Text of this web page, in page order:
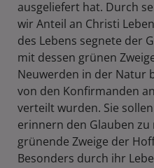
ausgeliefert hat. Durch
wir Anteil an Christi
des Lebens segnete der
mit dessen grünen
Neuwerden in der Natur
von den Konfirmanden
verteilt wurden. Sie
erinnern den Glauben
grünende Zweige der
Besonders durch ihr